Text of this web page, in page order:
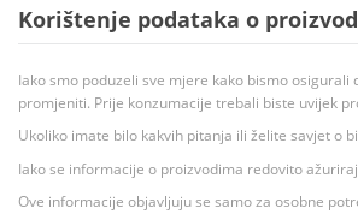
Korištenje podataka o
Iako smo poduzeli sve mjere kako bismo
promjeniti. Prije konzumacije trebali biste uvijek
Ukoliko imate bilo kakvih pitanja ili želite savjet o
Iako se informacije o proizvodima redovito
Ove informacije objavljuju se samo za osobne